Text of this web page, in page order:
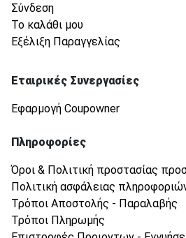
Σύνδεση
Το καλάθι μου
Εξέλιξη Παραγγελίας
Εταιρικές Συνεργασίες
Εφαρμογή Coupowner
Πληροφορίες
Όροι & Πολιτική προστασίας
Πολιτική ασφάλειας
Τρόποι Αποστολής - Παραλαβής
Τρόποι Πληρωμής